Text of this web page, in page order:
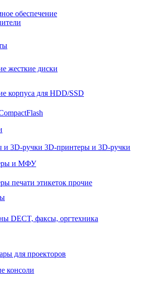
обеспечение
жесткие диски
корпуса для HDD/SSD
3D-принтеры и 3D-ручки
и МФУ
печати этикеток прочие
DECT, факсы, оргтехника
для проекторов
консоли